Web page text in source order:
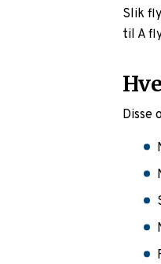
Slik
til A
Disse